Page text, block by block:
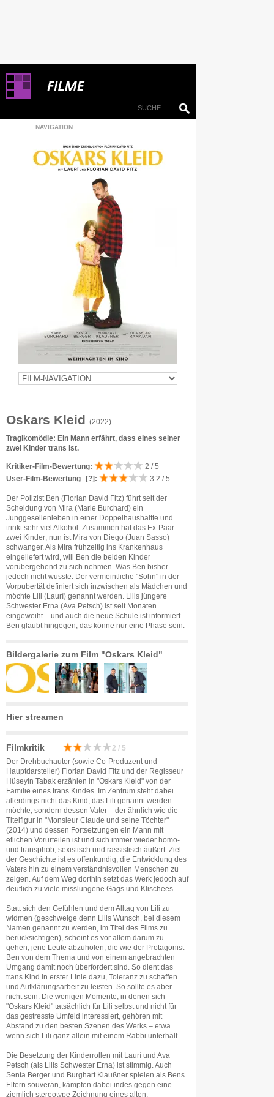
NAVIGATION
Oskars Kleid (2022)
Tragikomödie: Ein Mann erfährt, dass eines seiner
zwei Kinder trans ist.
Kritiker-Film-Bewertung:
2 / 5
User-Film-Bewertung
[?] : 3.2 / 5
Der Polizist Ben (Florian David Fitz) führt seit der
Scheidung von Mira (Marie Burchard) ein
Junggesellenleben in einer Doppelhaushälfte und
trinkt sehr viel Alkohol. Zusammen hat das Ex-Paar
zwei Kinder; nun ist Mira von Diego (Juan Sasso)
schwanger. Als Mira frühzeitig ins Krankenhaus
eingeliefert wird, will Ben die beiden Kinder
vorübergehend zu sich nehmen. Was Ben bisher
jedoch nicht wusste: Der vermeintliche "Sohn" in der
Vorpubertät definiert sich inzwischen als Mädchen und
möchte Lili (Laurì) genannt werden. Lilis jüngere
Schwester Erna (Ava Petsch) ist seit Monaten
eingeweiht – und auch die neue Schule ist informiert.
Ben glaubt hingegen, das könne nur eine Phase sein.
Bildergalerie zum Film "Oskars Kleid"
Hier streamen
Filmkritik 2 / 5
Der Drehbuchautor (sowie Co-Produzent und
Hauptdarsteller) Florian David Fitz und der Regisseur
Hüseyin Tabak erzählen in "Oskars Kleid" von der
Familie eines trans Kindes. Im Zentrum steht dabei
allerdings nicht das Kind, das Lili genannt werden
möchte, sondern dessen Vater – der ähnlich wie die
Titelfigur in "Monsieur Claude und seine Töchter"
(2014) und dessen Fortsetzungen ein Mann mit
etlichen Vorurteilen ist und sich immer wieder homo-
und transphob, sexistisch und rassistisch äußert. Ziel
der Geschichte ist es offenkundig, die Entwicklung des
Vaters hin zu einem verständnisvollen Menschen zu
zeigen. Auf dem Weg dorthin setzt das Werk jedoch auf
deutlich zu viele misslungene Gags und Klischees.
Statt sich den Gefühlen und dem Alltag von Lili zu
widmen (geschweige denn Lilis Wunsch, bei diesem
Namen genannt zu werden, im Titel des Films zu
berücksichtigen), scheint es vor allem darum zu
gehen, jene Leute abzuholen, die wie der Protagonist
Ben von dem Thema und von einem angebrachten
Umgang damit noch überfordert sind. So dient das
trans Kind in erster Linie dazu, Toleranz zu schaffen
und Aufklärungsarbeit zu leisten. So sollte es aber
nicht sein. Die wenigen Momente, in denen sich
"Oskars Kleid" tatsächlich für Lili selbst und nicht für
das gestresste Umfeld interessiert, gehören mit
Abstand zu den besten Szenen des Werks – etwa
wenn sich Lili ganz allein mit einem Rabbi unterhält.
Die Besetzung der Kinderrollen mit Laurì und Ava
Petsch (als Lilis Schwester Erna) ist stimmig. Auch
Senta Berger und Burghart Klaußner spielen als Bens
Eltern souverän, kämpfen dabei indes gegen eine
ziemlich stereotype Zeichnung eines alten,